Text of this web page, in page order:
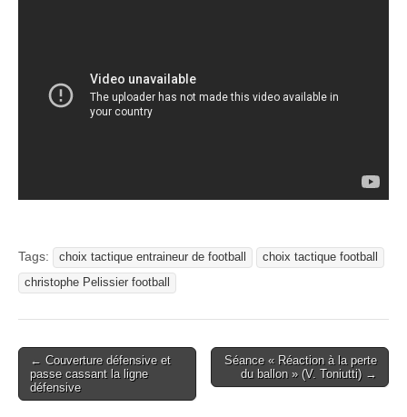
Tags: choix tactique entraineur de football
choix tactique football
christophe Pelissier football
Post
navigation
← Couverture défensive et
passe cassant la ligne
défensive
Séance « Réaction à la perte
du ballon » (V. Toniutti) →